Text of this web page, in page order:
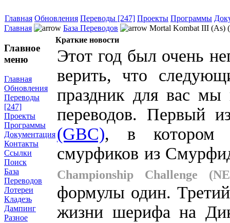
Главная Обновления Переводы [247] Проекты Программы
Главная
База Переводов Mortal Kombat III (As)
Главное
меню
Главная
Обновления
Переводы
[247]
Проекты
Программы
Документация
Контакты
Ссылки
Поиск
База
Переводов
Лотереи
Кладезь
Дампинг
Разное
Краткие новости
Этот год был очень
верить, что
праздник для вас мы
переводов.
(GBC), в котором
смурфиков из
Championship Challenge
формулы один.
жизни шерифа на